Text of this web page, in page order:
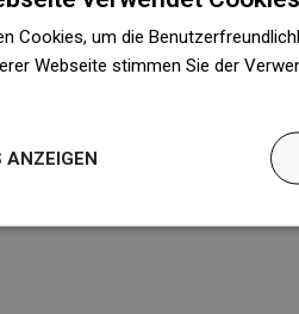
Cookies, um die
Webseite stimmen Sie der
ANZEIGEN